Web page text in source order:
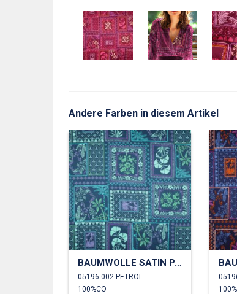
Andere Farben in diesem Artikel
BAUMWOLLE SATIN PATCHWORK BLUMEN
05196.002 PETROL
100%CO